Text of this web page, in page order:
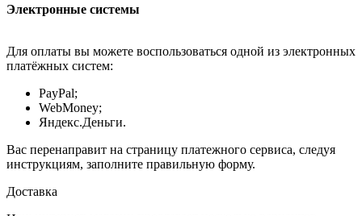
Электронные системы
Для оплаты вы можете воспользоваться одной из электронных
платёжных систем:
PayPal;
WebMoney;
Яндекс.Деньги.
Вас перенаправит на страницу платежного сервиса, следуя
инструкциям, заполните правильную форму.
Доставка